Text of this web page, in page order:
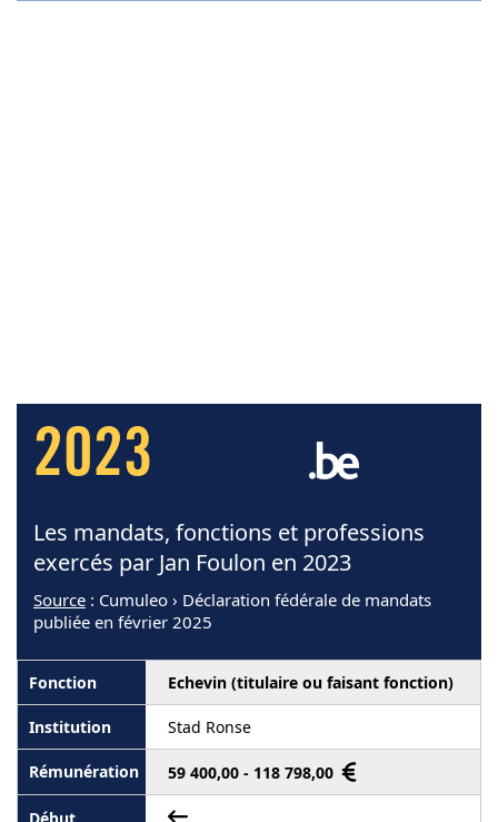
2023
Les mandats, fonctions et professions
exercés par Jan Foulon en 2023
Source : Cumuleo › Déclaration fédérale de mandats
publiée en février 2025
Echevin (titulaire ou faisant fonction)
Stad Ronse
59 400,00 - 118 798,00